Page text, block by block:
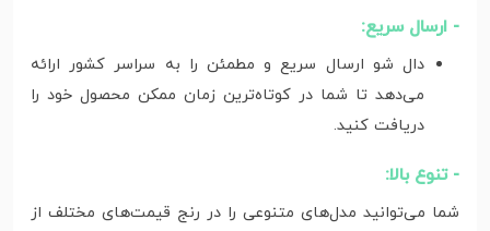
- ارسال سریع:
دال شو ارسال سریع و مطمئن را به سراسر کشور ارائه
می‌دهد تا شما در کوتاه‌ترین زمان ممکن محصول خود را
دریافت کنید.
- تنوع بالا:
شما می‌توانید مدل‌های متنوعی را در رنج قیمت‌های مختلف از